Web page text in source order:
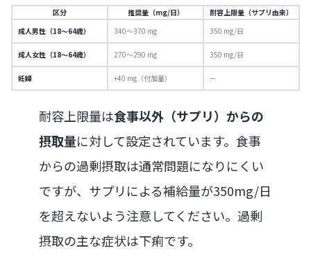
区分 推奨量（mg/日）
耐容上限量（サプリ由来）
成人男性（18〜64歳）
340〜370 mg 350 mg/日
成人女性（18〜64歳） 270〜290 mg 350 mg/日
妊婦 +40 mg（付加量） —
耐容上限量は食事以外（サプリ）からの
摂取量に対して設定されています。食事
からの過剰摂取は通常問題になりにくい
ですが、サプリによる補給量が350mg/日
を超えないよう注意してください。過剰
摂取の主な症状は下痢です。